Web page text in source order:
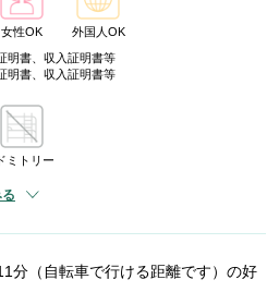
女性OK
外国人OK
明書、収入証明書等
明書、収入証明書等
ドミトリー
分（自転車で行ける距離です）の好